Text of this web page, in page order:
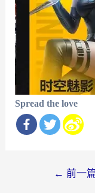
Spread the love
← 前一